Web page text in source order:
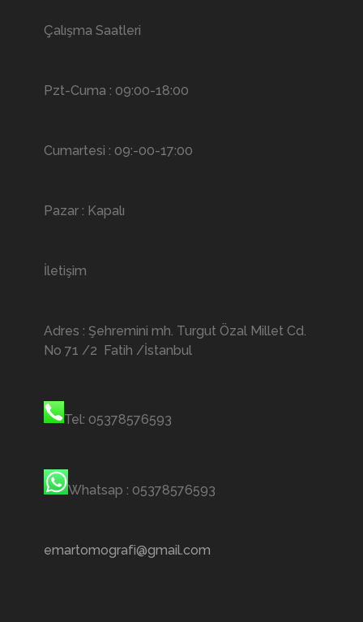
Çalışma Saatleri
Pzt-Cuma : 09:00-18:00
Cumartesi : 09:-00-17:00
Pazar : Kapalı
İletişim
Adres : Şehremini mh. Turgut Özal Millet Cd.
No 71 /2 Fatih /İstanbul
Tel: 05378576593
Whatsap : 05378576593
emartomografi@gmail.com